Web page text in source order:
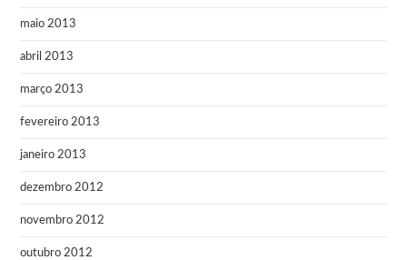
maio 2013
abril 2013
março 2013
fevereiro 2013
janeiro 2013
dezembro 2012
novembro 2012
outubro 2012